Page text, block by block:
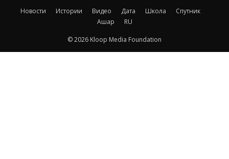
Новости Истории Видео Дата Школа
Спутник
Ашар
RU
© 2026 Kloop Media Foundation